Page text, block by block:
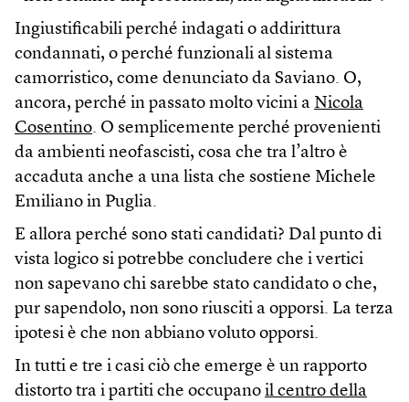
Ingiustificabili perché indagati o addirittura
condannati, o perché funzionali al sistema
camorristico, come denunciato da Saviano. O,
ancora, perché in passato molto vicini a Nicola
Cosentino. O semplicemente perché provenienti
da ambienti neofascisti, cosa che tra l’altro è
accaduta anche a una lista che sostiene Michele
Emiliano in Puglia.
E allora perché sono stati candidati? Dal punto di
vista logico si potrebbe concludere che i vertici
non sapevano chi sarebbe stato candidato o che,
pur sapendolo, non sono riusciti a opporsi. La terza
ipotesi è che non abbiano voluto opporsi.
In tutti e tre i casi ciò che emerge è un rapporto
distorto tra i partiti che occupano il centro della